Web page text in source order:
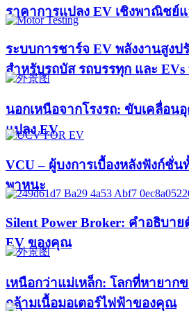
ราคาการแปลง EV เชิงพาณิชย์
ระบบการชาร์จ EV พลังงานสูงป
สำหรับรถบัส รถบรรทุก และ EVs
นอกเหนือจากโรงรถ: ขับเคลื่อน
แปลง EV
VCU – ผู้บงการเบื้องหลังฟังก์ชั่
พาหนะ
Silent Power Broker: คำอธิบา
EV ของคุณ
เหนือกว่าแม่เหล็ก: โลกที่หายา
กล้ามเนื้อมอเตอร์ไฟฟ้าของคุณ